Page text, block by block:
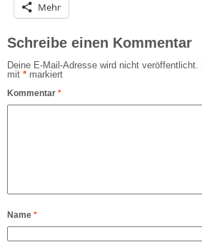
Mehr
Schreibe einen Kommentar
Deine E-Mail-Adresse wird nicht veröffentlicht.
mit * markiert
Kommentar *
Name *